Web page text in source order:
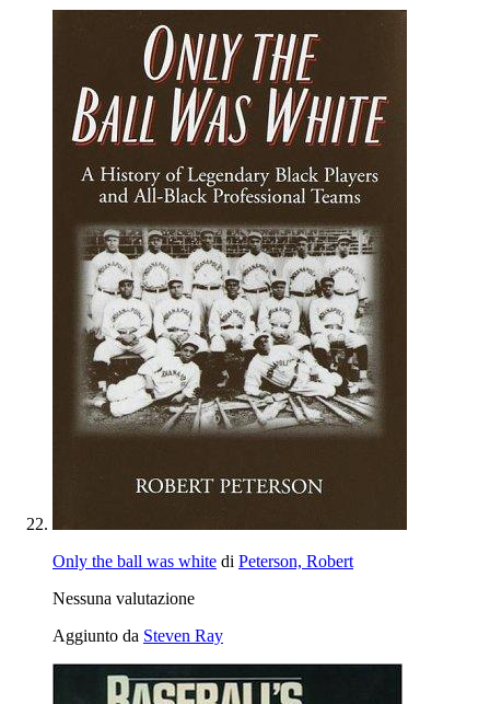
Only the ball was white di Peterson, Robert
Nessuna valutazione
Aggiunto da Steven Ray